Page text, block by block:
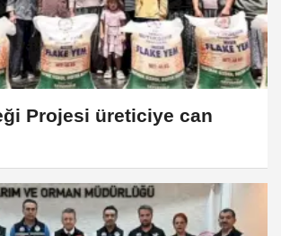
Projesi üreticiye can